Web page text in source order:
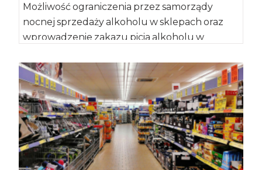
Możliwość ograniczenia przez samorządy
nocnej sprzedaży alkoholu w sklepach oraz
wprowadzenie zakazu picia alkoholu w